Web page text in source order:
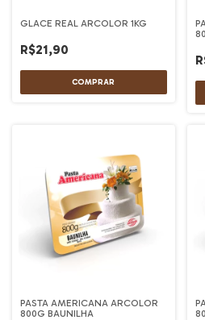
GLACE REAL ARCOLOR 1KG
R$21,90
PASTA AMERICANA ARCOLOR
800G BAUNILHA